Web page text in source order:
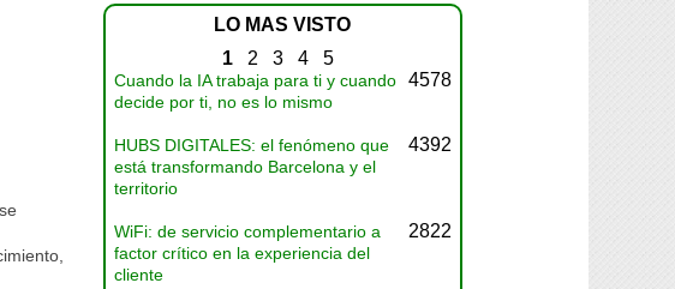
LO MAS VISTO
1 2 3 4 5
Cuando la IA trabaja para ti y cuando
decide por ti, no es lo mismo
4578
HUBS DIGITALES: el fenómeno que
está transformando Barcelona y el
territorio
4392
WiFi: de servicio complementario a
factor crítico en la experiencia del
cliente
2822